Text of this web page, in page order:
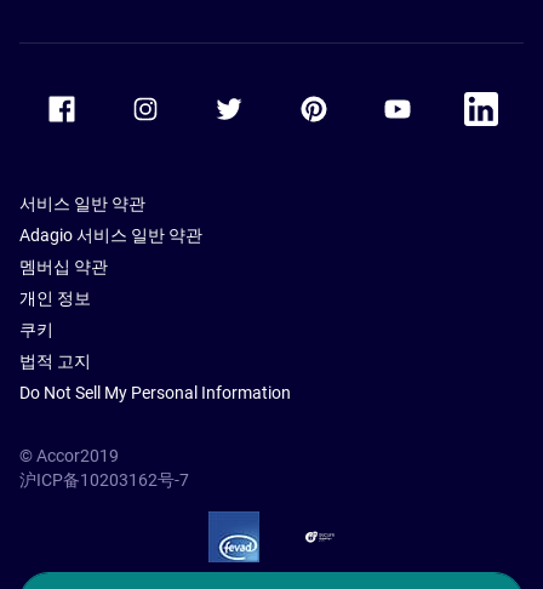
Accor Facebook Accor TwitterAccor PinterestAccor Youtube
Accor
서비스 일반 약관
Adagio 서비스 일반 약관
멤버십 약관
개인 정보
쿠키
법적 고지
Do Not Sell My Personal Information
© Accor2019
沪ICP备10203162号-7